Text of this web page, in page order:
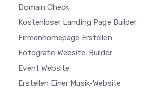
Domain Check
Kostenloser Landing Page Builder
Firmenhomepage Erstellen
Fotografie Website-Builder
Event Website
Erstellen Einer Musik-Website